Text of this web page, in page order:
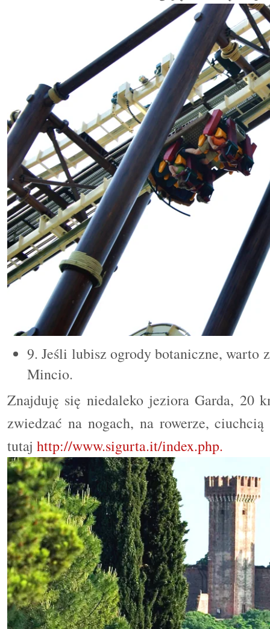
9. Jeśli lubisz ogrody botaniczne, warto
Mincio.
Znajduję się niedaleko jeziora Garda, 20
zwiedzać na nogach, na rowerze,
tutaj http://www.sigurta.it/index.php.